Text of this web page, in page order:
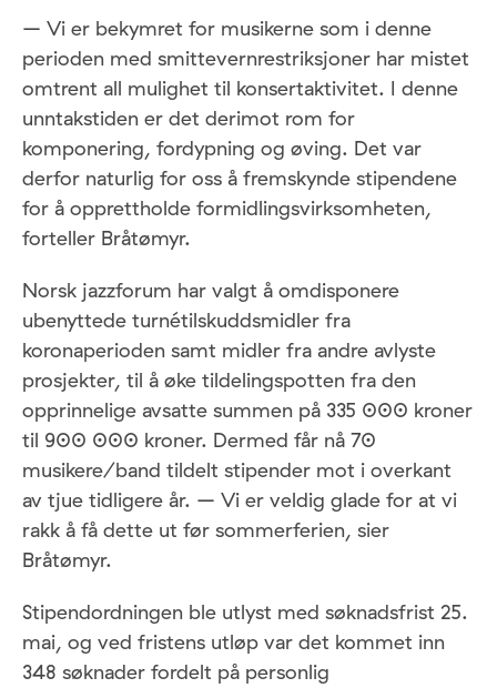
– Vi er bekymret for musikerne som i denne
perioden med smittevernrestriksjoner har mistet
omtrent all mulighet til konsertaktivitet. I denne
unntakstiden er det derimot rom for
komponering, fordypning og øving. Det var
derfor naturlig for oss å fremskynde stipendene
for å opprettholde formidlingsvirksomheten,
forteller Bråtømyr.
Norsk jazzforum har valgt å omdisponere
ubenyttede turnétilskuddsmidler fra
koronaperioden samt midler fra andre avlyste
prosjekter, til å øke tildelingspotten fra den
opprinnelige avsatte summen på 335 000 kroner
til 900 000 kroner. Dermed får nå 70
musikere/band tildelt stipender mot i overkant
av tjue tidligere år. – Vi er veldig glade for at vi
rakk å få dette ut før sommerferien, sier
Bråtømyr.
Stipendordningen ble utlyst med søknadsfrist 25.
mai, og ved fristens utløp var det kommet inn
348 søknader fordelt på personlig